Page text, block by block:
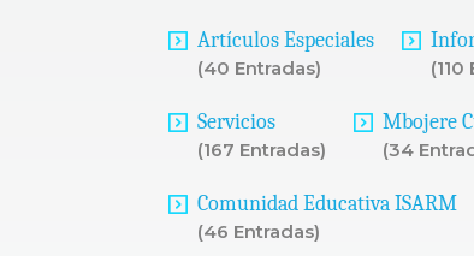
Artículos Especiales
(40 Entradas) (110
Servicios
(167 Entradas)
Mbojere
(34
Comunidad Educativa ISARM
(46 Entradas)